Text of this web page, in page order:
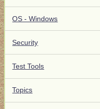
OS - Windows
Security
Test Tools
Topics